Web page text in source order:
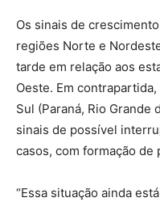
Os sinais de
regiões Norte e
tarde em relação aos
Oeste. Em
Sul (Paraná, Rio Grande
sinais de possível
casos, com formação de
“Essa situação ainda